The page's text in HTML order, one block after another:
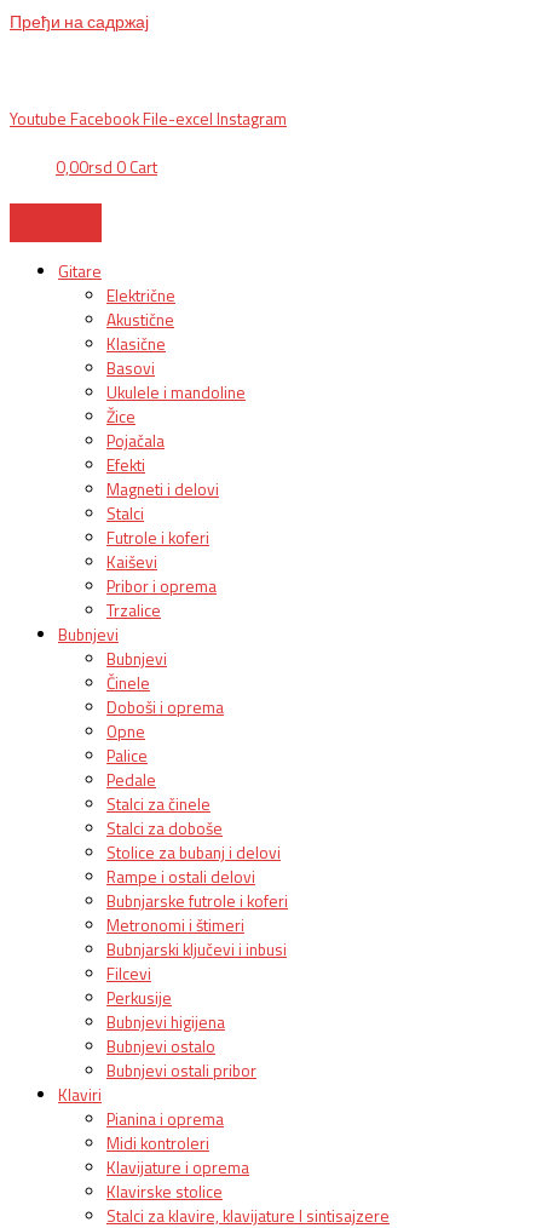
Пређи на садржај
Youtube Facebook File-excel Instagram
0,00rsd 0 Cart
Gitare
Električne
Akustične
Klasične
Basovi
Ukulele i mandoline
Žice
Pojačala
Efekti
Magneti i delovi
Stalci
Futrole i koferi
Kaiševi
Pribor i oprema
Trzalice
Bubnjevi
Bubnjevi
Činele
Doboši i oprema
Opne
Palice
Pedale
Stalci za činele
Stalci za doboše
Stolice za bubanj i delovi
Rampe i ostali delovi
Bubnjarske futrole i koferi
Metronomi i štimeri
Bubnjarski ključevi i inbusi
Filcevi
Perkusije
Bubnjevi higijena
Bubnjevi ostalo
Bubnjevi ostali pribor
Klaviri
Pianina i oprema
Midi kontroleri
Klavijature i oprema
Klavirske stolice
Stalci za klavire, klavijature I sintisajzere